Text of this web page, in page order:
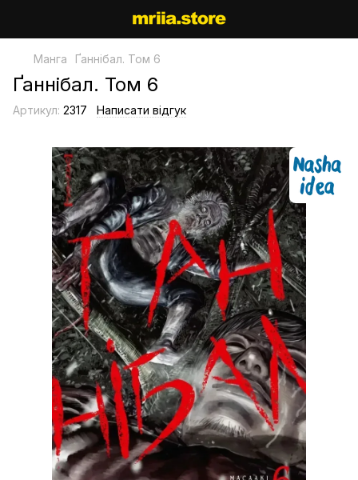
Манга Ґаннібал. Том 6
Ґаннібал. Том 6
Артикул: 2317 Написати відгук